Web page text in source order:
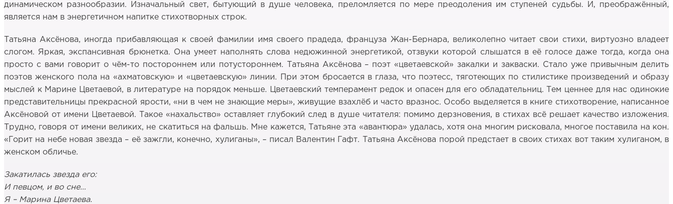
динамическом разнообразии. Изначальный свет, бытующий в душе человека, преломляется по мере преодоления им ступеней судьбы. И, преображённый,
является нам в энергетичном напитке стихотворных строк.
Татьяна Аксёнова, иногда прибавляющая к своей фамилии имя своего прадеда, француза Жан-Бернара, великолепно читает свои стихи, виртуозно владеет
слогом. Яркая, экспансивная брюнетка. Она умеет наполнять слова недюжинной энергетикой, отзвуки которой слышатся в её голосе даже тогда, когда она
просто с вами говорит о чём-то постороннем или потустороннем. Татьяна Аксёнова – поэт «цветаевской» закалки и закваски. Стало уже привычным делить
поэтов женского пола на «ахматовскую» и «цветаевскую» линии. При этом бросается в глаза, что поэтесс, тяготеющих по стилистике произведений и образу
мыслей к Марине Цветаевой, в литературе на порядок меньше. Цветаевский темперамент редок и опасен для его обладательниц. Тем ценнее для нас одинокие
представительницы прекрасной ярости, «ни в чем не знающие меры», живущие взахлёб и часто вразнос. Особо выделяется в книге стихотворение, написанное
Аксёновой от имени Цветаевой. Такое «нахальство» оставляет глубокий след в душе читателя: помимо дерзновения, в стихах всё решает качество изложения.
Трудно, говоря от имени великих, не скатиться на фальшь. Мне кажется, Татьяне эта «авантюра» удалась, хотя она многим рисковала, многое поставила на кон.
«Горит на небе новая звезда – её зажгли, конечно, хулиганы», – писал Валентин Гафт. Татьяна Аксёнова порой предстает в своих стихах вот таким хулиганом, в
женском обличье.
Закатилась звезда его:
И певцом, и во сне…
Я – Марина Цветаева.